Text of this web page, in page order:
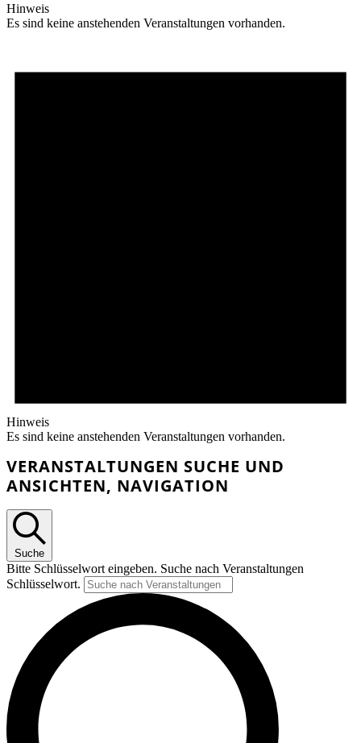
Hinweis
Es sind keine anstehenden Veranstaltungen vorhanden.
Hinweis
Es sind keine anstehenden Veranstaltungen vorhanden.
VERANSTALTUNGEN SUCHE UND
ANSICHTEN, NAVIGATION
Suche
Bitte Schlüsselwort eingeben. Suche nach Veranstaltungen
Schlüsselwort.